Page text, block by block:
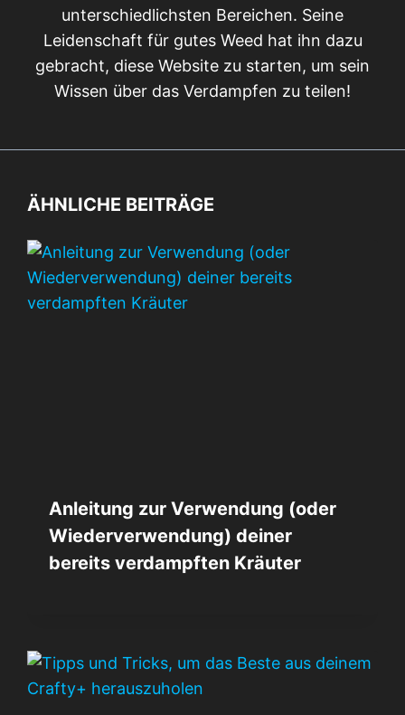
unterschiedlichsten Bereichen. Seine
Leidenschaft für gutes Weed hat ihn dazu
gebracht, diese Website zu starten, um sein
Wissen über das Verdampfen zu teilen!
ÄHNLICHE BEITRÄGE
Anleitung zur Verwendung (oder
Wiederverwendung) deiner
bereits verdampften Kräuter